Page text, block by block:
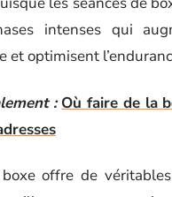
intenses qui
et optimisent
: Où faire de la
offre de véritables